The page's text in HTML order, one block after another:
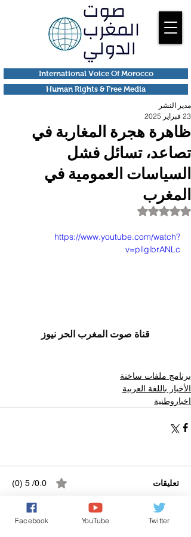
Human Rights & Free Media
International Voice Of Morocco
ظاهرة هجرة المغاربة في
تصاعد، تسائل فشل
السياسات العمومية في
المغرب
مدير النشر
23 فبراير 2025
تم التقييم بـ ليس رقمًا من أصل 5 نجوم.
https://www.youtube.com/watch?
v=pllglbrANLc
قناة صوت المغرب الحر نيوز
برنامج ملفات ساخنة
الأخبار باللغة العربية
اخباروطنية
تعليقات 0.0/ 5 (0)
Facebook YouTube Twitter